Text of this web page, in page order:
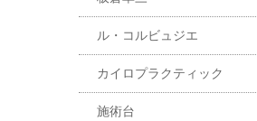
ル・コルビュジエ
カイロプラクティック
施術台